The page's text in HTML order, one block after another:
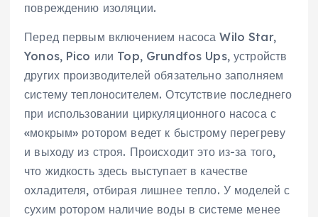
повреждению изоляции.
Перед первым включением насоса Wilo Star,
Yonos, Pico или Top, Grundfos Ups, устройств
других производителей обязательно заполняем
систему теплоносителем. Отсутствие последнего
при использовании циркуляционного насоса с
«мокрым» ротором ведет к быстрому перегреву
и выходу из строя. Происходит это из-за того,
что жидкость здесь выступает в качестве
охладителя, отбирая лишнее тепло. У моделей с
сухим ротором наличие воды в системе менее